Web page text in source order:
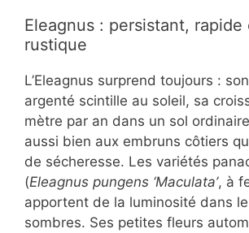
Eleagnus : persistant, rapide
rustique
L’Eleagnus surprend toujours :
argenté scintille au soleil, sa
mètre par an dans un sol
aussi bien aux embruns côtiers
de sécheresse. Les variétés
(Eleagnus pungens ‘Maculata’, à
apportent de la luminosité dans
sombres. Ses petites fleurs